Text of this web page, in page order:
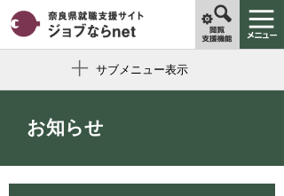
サブメニュー表示
お知らせ